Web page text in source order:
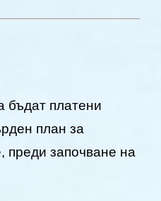
бъдат платени
план за
преди започване на